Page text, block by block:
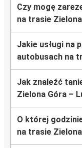
Czy mogę
na trasie
Jakie usługi na
autobusach na
Jak znaleźć
Zielona Góra –
O której
na trasie